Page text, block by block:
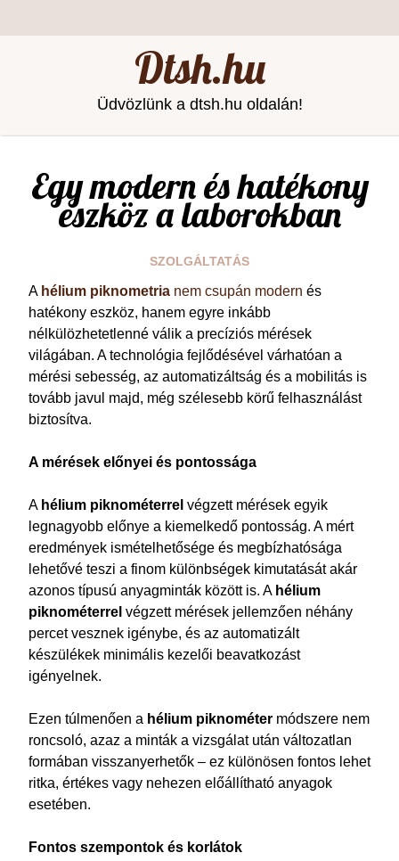
Dtsh.hu
Üdvözlünk a dtsh.hu oldalán!
Egy modern és hatékony
eszköz a laborokban
SZOLGÁLTATÁS
A hélium piknometria nem csupán modern és
hatékony eszköz, hanem egyre inkább
nélkülözhetetlenné válik a precíziós mérések
világában. A technológia fejlődésével várhatóan a
mérési sebesség, az automatizáltság és a mobilitás is
tovább javul majd, még szélesebb körű felhasználást
biztosítva.
A mérések előnyei és pontossága
A hélium piknométerrel végzett mérések egyik
legnagyobb előnye a kiemelkedő pontosság. A mért
eredmények ismételhetősége és megbízhatósága
lehetővé teszi a finom különbségek kimutatását akár
azonos típusú anyagminták között is. A hélium
piknométerrel végzett mérések jellemzően néhány
percet vesznek igénybe, és az automatizált
készülékek minimális kezelői beavatkozást
igényelnek.
Ezen túlmenően a hélium piknométer módszere nem
roncsoló, azaz a minták a vizsgálat után változatlan
formában visszanyerhetők – ez különösen fontos lehet
ritka, értékes vagy nehezen előállítható anyagok
esetében.
Fontos szempontok és korlátok